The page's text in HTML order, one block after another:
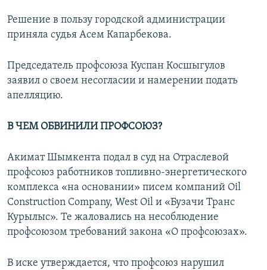
Решение в пользу городской администрации
приняла судья Асем Капарбекова.
Председатель профсоюза Куспан Косшыгулов
заявил о своем несогласии и намерении подать
апелляцию.
В ЧЕМ ОБВИНИЛИ ПРОФСОЮЗ?
Акимат Шымкента подал в суд на Отраслевой
профсоюз работников топливно-энергетического
комплекса «на основании» писем компаний Oil
Construction Company, West Oil и «Бузачи Транс
Курылыс». Те жаловались на несоблюдение
профсоюзом требований закона «О профсоюзах».
В иске утверждается, что профсоюз нарушил